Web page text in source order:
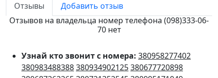
Отзывы
Добавить отзыв
Отзывов на владельца номер телефона (098)333-06-
70 нет
Узнай кто звонит с номера: 380958277402
380983488388380934902125380677720898